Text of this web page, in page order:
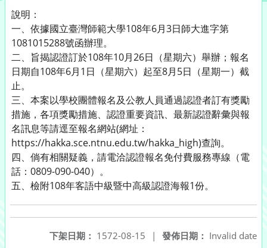
說明：
一、依據國立臺灣師範大學108年6月3日師大進字第
1081015288號函辦理。
二、旨揭認證訂於108年10月26日（星期六）舉辦；報名
日期自108年6月1日（星期六）起至8月5日（星期一）截
止。
三、本案以學校團體報名及公教人員通過認證者訂有獎勵
措施，各項獎勵措施、認證重要資訊、最新認證辭彙與報
名訊息等請逕至報名網站(網址：
https://hakka.sce.ntnu.edu.tw/hakka_high)查詢。
四、倘有相關疑義，請電洽認證報名免付費服務專線（電
話：0809-090-040）。
五、檢附108年客語中級暨中高級認證海報1份。
發佈日期： Invalid date
下架日期： 1572-08-15
|